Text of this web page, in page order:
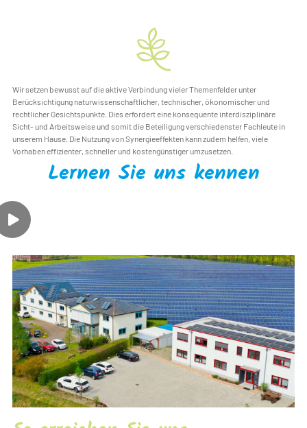
Wir setzen bewusst auf die aktive Verbindung vieler Themenfelder unter
Berücksichtigung naturwissenschaftlicher, technischer, ökonomischer und
rechtlicher Gesichtspunkte. Dies erfordert eine konsequente interdisziplinäre
Sicht- und Arbeitsweise und somit die Beteiligung verschiedenster Fachleute in
unserem Hause. Die Nutzung von Synergieeffekten kann zudem helfen, viele
Vorhaben effizienter, schneller und kostengünstiger umzusetzen.
Lernen Sie uns kennen